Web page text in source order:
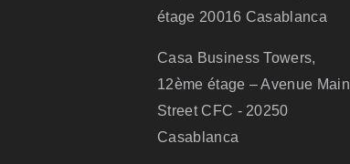
étage 20016 Casablanca
Casa Business Towers,
12ème étage – Avenue Main
Street CFC - 20250
Casablanca